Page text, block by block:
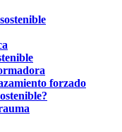
forzado